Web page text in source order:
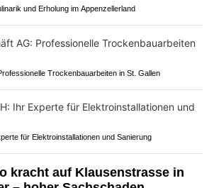
und Erholung im Appenzellerland
Trockenbauarbeiten in St. Gallen
für Elektroinstallationen und Sanierung
kracht auf Klausenstrasse in